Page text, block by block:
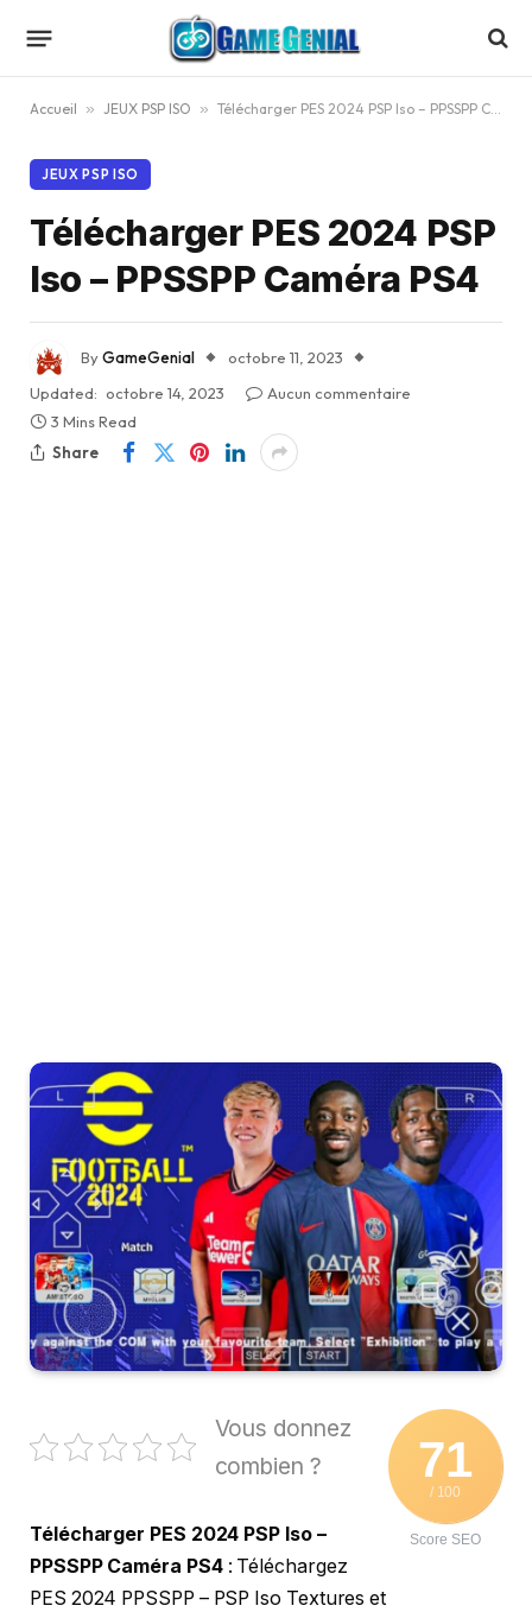
Accueil » JEUX PSP ISO » Télécharger PES 2024 PSP Iso – PPSSPP Caméra PS4
JEUX PSP ISO
Télécharger PES 2024 PSP
Iso – PPSSPP Caméra PS4
ByGameGenial
octobre 11, 2023
Updated: octobre 14, 2023
Aucun commentaire
3 Mins Read
Share
71
/ 100
Score SEO
Vous donnez
combien ?
Télécharger PES 2024 PSP Iso –
PPSSPP Caméra PS4: Téléchargez
PES 2024 PPSSPP – PSP Iso Textures et